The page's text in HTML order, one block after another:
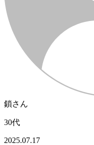
鎖さん
30代
2025.07.17